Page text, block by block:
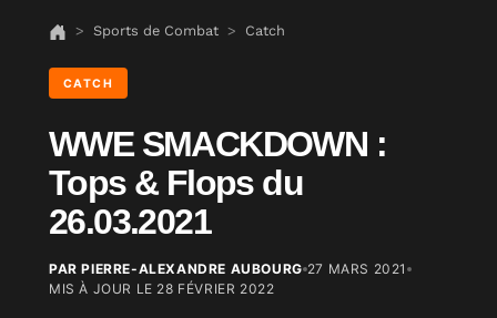
Sports de Combat Catch
CATCH
WWE SMACKDOWN :
Tops & Flops du
26.03.2021
PAR PIERRE-ALEXANDRE AUBOURG 27 MARS 2021
MIS À JOUR LE 28 FÉVRIER 2022